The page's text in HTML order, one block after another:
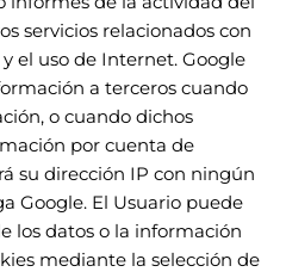
servicios relacionados con
el uso de Internet. Google
a terceros cuando
o cuando dichos
por cuenta de
su dirección IP con ningún
Google. El Usuario puede
los datos o la información
mediante la selección de